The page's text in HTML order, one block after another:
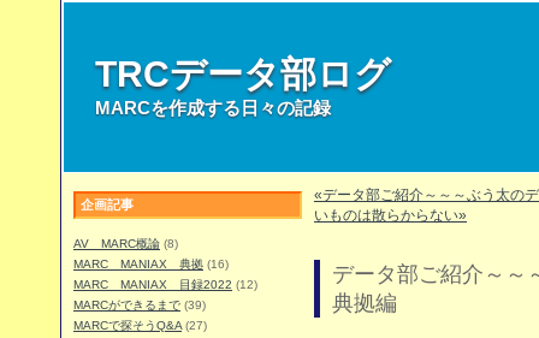
TRCデータ部ログ
MARCを作成する日々の記録
企画記事
AV MARC概論 (8)
MARC MANIAX 典拠 (16)
MARC MANIAX 目録2022 (12)
MARCができるまで (39)
MARCで探そうQ&A (27)
«データ部ご紹介～～～ぶう太の
いものは散らからない»
データ部ご紹介～～
典拠編